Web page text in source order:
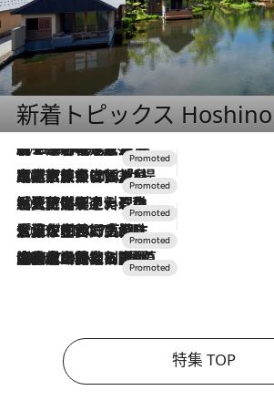
新着トピックス
2026.8.7
【トンボの足水浴】ヒノキの香りに包まれて涼感マックス！約13℃の湧水かけ流しを避暑地「星野温泉 トンボの湯」で体験
2026.7.31
【ホテル帰省】という選択肢をOMOが提案。家族とほどよい距離を保つには「昼は実家、夜は気兼ねなくホテルで！」
2026.7.24
【夏限定ディナーコース】旬を迎える稚鮎や花ズッキーニなどをイタリア・トスカーナの郷土料理の手法で満喫！
2026.7.17
「土佐和ハーブかき氷」がOMO7高知に登場！生姜、山椒、大葉など目にも舌にも涼を呼ぶ郷土の味
2026.7.10
NEW OPEN！【界 草津】名湯の地に誕生。趣の異なる2種の温泉と上州ならではの会席・蕎麦割烹など美食を味わう究極の癒やし旅
特集 TOP